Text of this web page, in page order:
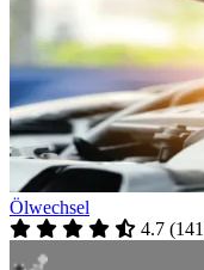
Ölwechsel
4.7 (141